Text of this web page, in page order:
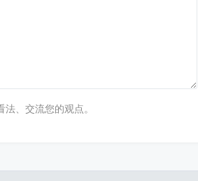
选择有权威性、数据更新速度快的平
、交流您的观点。